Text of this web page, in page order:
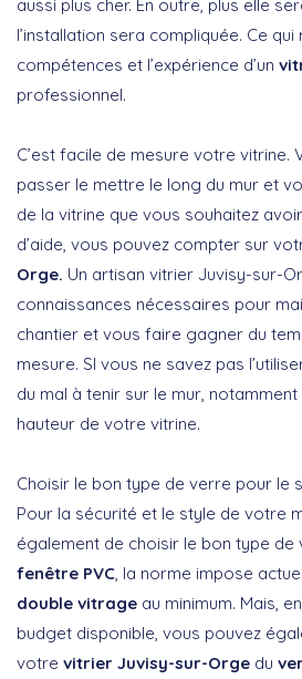
aussi plus cher. En outre, plus elle
l’installation sera compliquée. Ce
compétences et l’expérience d’un
professionnel.
C’est facile de mesure votre vitrine.
passer le mettre le long du mur et
de la vitrine que vous souhaitez
d’aide, vous pouvez compter sur
Orge. Un artisan vitrier Juvisy-sur-
connaissances nécessaires pour
chantier et vous faire gagner du
mesure. SI vous ne savez pas
du mal à tenir sur le mur,
hauteur de votre vitrine.
Choisir le bon type de verre pour le
Pour la sécurité et le style de votre
également de choisir le bon type de
fenêtre PVC , la norme impose
double vitrage au minimum. Mais,
budget disponible, vous pouvez
votre vitrier Juvisy-sur-Orge du